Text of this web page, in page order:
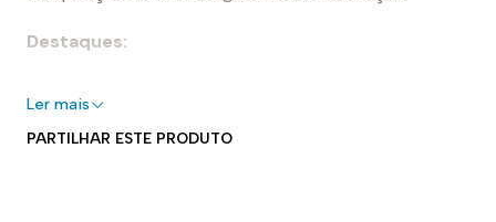
Destaques:
- Elástico para um ajuste seguro e adaptável
Ler mais
PARTILHAR ESTE PRODUTO